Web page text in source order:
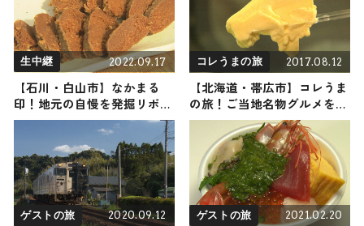
生中継 2022.09.17
【石川・白山市】なかまる
印！地元の自慢を発掘リポー
ト
コレうまの旅 2017.08.12
【北海道・帯広市】コレうま
の旅！ご当地名物グルメをお
届け
ゲストの旅 2020.09.12 ゲストの旅 2021.02.20